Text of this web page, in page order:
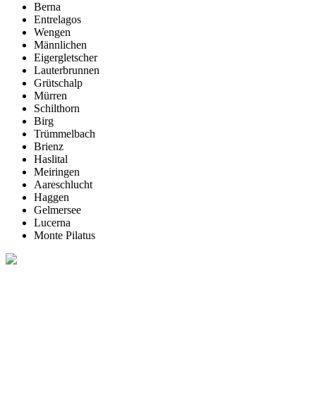
Berna
Entrelagos
Wengen
Männlichen
Eigergletscher
Lauterbrunnen
Grütschalp
Mürren
Schilthorn
Birg
Trümmelbach
Brienz
Haslital
Meiringen
Aareschlucht
Haggen
Gelmersee
Lucerna
Monte Pilatus